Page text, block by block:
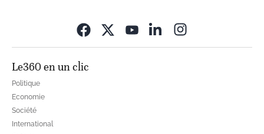
Le360 en un clic
Politique
Economie
Société
International